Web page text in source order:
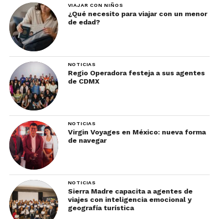
Las naranjas con helado son artesanales, por lo
que todavía no tienen químicos, ni conservadores,
aunque ya se venden en diferentes puntos de
México, pero nada como ir a la esquina de
Cuauhtémoc y Rivapalacio en el Centro de Chalco
y degustar este dulce y al mismo tiempo amargo
helado de naranja.
Nieves de sorbete
Ciudad de Oaxaca, Oax.
Aquí no hay mala leche
La capital oaxaqueña es un deleite visual y
VIAJAR CON NIÑOS
¿Qué necesito para viajar con un menor
de edad?
NOTICIAS
Regio Operadora festeja a sus agentes
de CDMX
NOTICIAS
Virgin Voyages en México: nueva forma
de navegar
NOTICIAS
Sierra Madre capacita a agentes de
viajes con inteligencia emocional y
geografía turística